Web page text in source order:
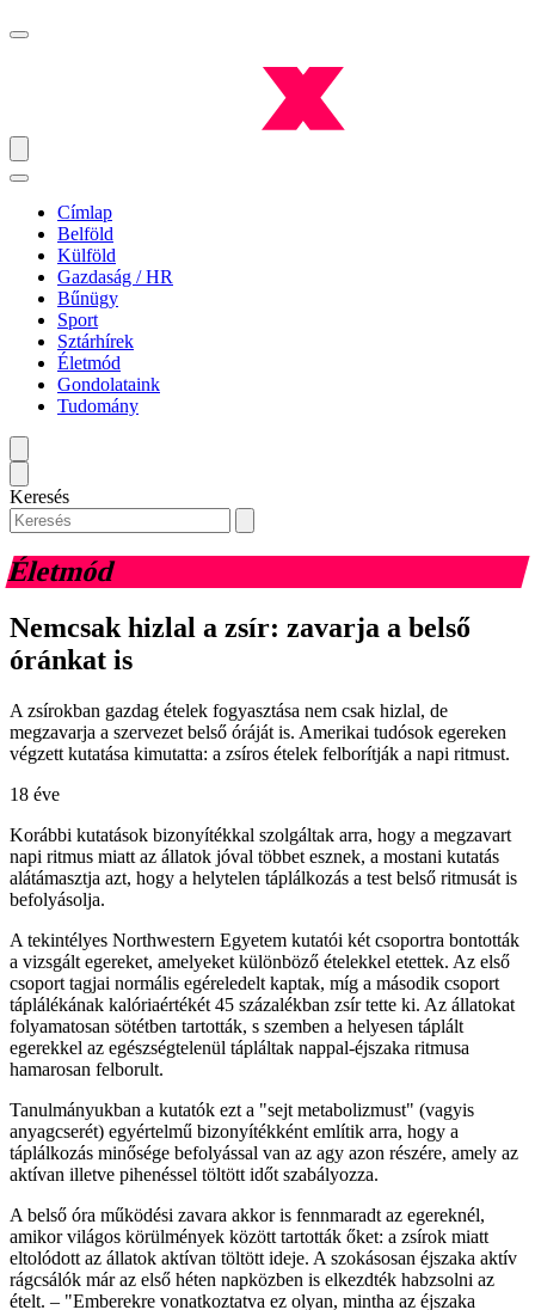
Címlap
Belföld
Külföld
Gazdaság / HR
Bűnügy
Sport
Sztárhírek
Életmód
Gondolataink
Tudomány
Keresés
Életmód
Nemcsak hizlal a zsír: zavarja a belső
óránkat is
A zsírokban gazdag ételek fogyasztása nem csak hizlal, de
megzavarja a szervezet belső óráját is. Amerikai tudósok egereken
végzett kutatása kimutatta: a zsíros ételek felborítják a napi ritmust.
18 éve
Korábbi kutatások bizonyítékkal szolgáltak arra, hogy a megzavart
napi ritmus miatt az állatok jóval többet esznek, a mostani kutatás
alátámasztja azt, hogy a helytelen táplálkozás a test belső ritmusát is
befolyásolja.
A tekintélyes Northwestern Egyetem kutatói két csoportra bontották
a vizsgált egereket, amelyeket különböző ételekkel etettek. Az első
csoport tagjai normális egéreledelt kaptak, míg a második csoport
táplálékának kalóriaértékét 45 százalékban zsír tette ki. Az állatokat
folyamatosan sötétben tartották, s szemben a helyesen táplált
egerekkel az egészségtelenül tápláltak nappal-éjszaka ritmusa
hamarosan felborult.
Tanulmányukban a kutatók ezt a "sejt metabolizmust" (vagyis
anyagcserét) egyértelmű bizonyítékként említik arra, hogy a
táplálkozás minősége befolyással van az agy azon részére, amely az
aktívan illetve pihenéssel töltött időt szabályozza.
A belső óra működési zavara akkor is fennmaradt az egereknél,
amikor világos körülmények között tartották őket: a zsírok miatt
eltolódott az állatok aktívan töltött ideje. A szokásosan éjszaka aktív
rágcsálók már az első héten napközben is elkezdték habzsolni az
ételt. – "Emberekre vonatkoztatva ez olyan, mintha az éjszaka